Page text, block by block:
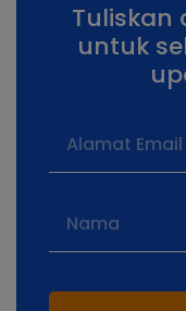
Tuliskan
untuk